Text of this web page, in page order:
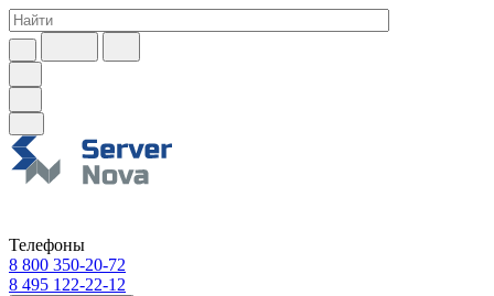
Телефоны
8 800 350-20-72
8 495 122-22-12